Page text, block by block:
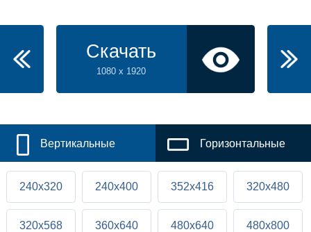
Скачать
1080 x 1920
Вертикальные Горизонтальные
240x320 240x400 352x416 320x480
320x568 360x640 480x640 480x800